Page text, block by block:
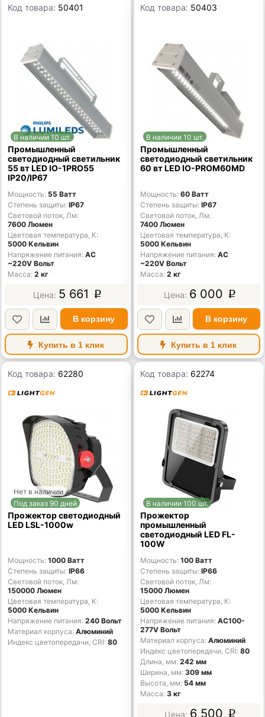
Код товара: 50401
В наличии 10 шт.
Промышленный
светодиодный светильник
55 вт LED IO-1PRO55
IP20/IP67
Мощность 55 Ватт
Степень защиты IP67
Световой поток, Лм
7600 Люмен
Цветовая температура, К
5000 Кельвин
Напряжение питания AC
~220V Вольт
Масса 2 кг
5 661 p
В корзину
Купить в 1 клик
Код товара: 50403
В наличии 10 шт.
Промышленный
светодиодный светильник
60 вт LED IO-PROM60MD
Мощность 60 Ватт
Степень защиты IP67
Световой поток, Лм
7400 Люмен
Цветовая температура, К
5000 Кельвин
Напряжение питания AC
~220V Вольт
Масса 2 кг
6 000 p
В корзину
Купить в 1 клик
Код товара: 62280
Нет в наличии
Под заказ 90 дней
Прожектор светодиодный
LED LSL-1000w
Мощность 1000 Ватт
Степень защиты IP66
Световой поток, Лм
150000 Люмен
Цветовая температура, К
5000 Кельвин
Напряжение питания 240 Вольт
Материал корпуса Алюминий
Индекс цветопередачи, CRI 80
Код товара: 62274
В наличии 100 шт.
Прожектор
промышленный
светодиодный LED FL-
100W
Мощность 100 Ватт
Степень защиты IP66
Световой поток, Лм
15000 Люмен
Цветовая температура, К
5000 Кельвин
Напряжение питания AC100-
277V Вольт
Материал корпуса Алюминий
Индекс цветопередачи, CRI 80
Длина, мм 242 мм
Ширина, мм 309 мм
Высота, мм 54 мм
Масса 3 кг
6 500 p